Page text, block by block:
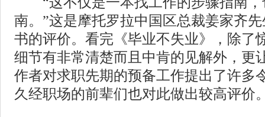
南。”这是摩托罗拉中国区总裁姜家齐
书的评价。看完《毕业不失业》，除了
细节有非常清楚而且中肯的见解外，更
作者对求职先期的预备工作提出了许多
久经职场的前辈们也对此做出较高评价